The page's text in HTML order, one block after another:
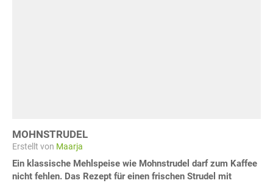
MOHNSTRUDEL
Erstellt von Maarja
Ein klassische Mehlspeise wie Mohnstrudel darf zum Kaffee
nicht fehlen. Das Rezept für einen frischen Strudel mit